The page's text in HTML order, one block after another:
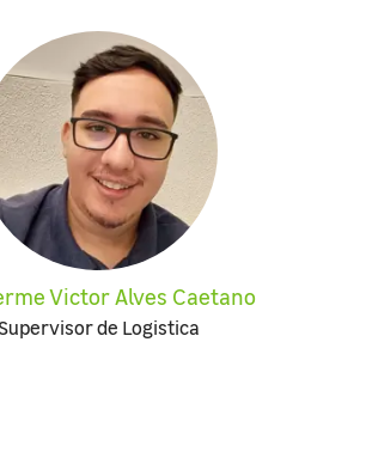
Victor Alves Caetano
Supervisor de Logistica